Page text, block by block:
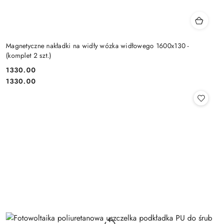
Magnetyczne nakładki na widły wózka widłowego 1600x130 -
(komplet 2 szt.)
Cena:
1330.00
Cena:
1330.00